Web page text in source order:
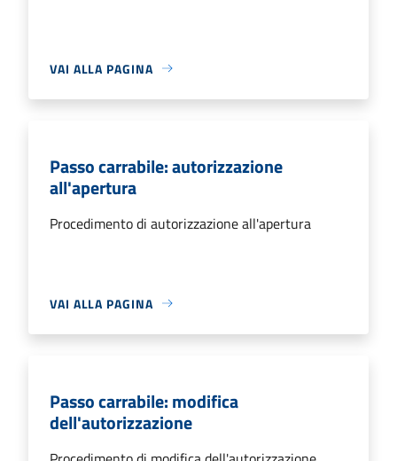
VAI ALLA PAGINA
Passo carrabile: autorizzazione
all'apertura
Procedimento di autorizzazione all'apertura
VAI ALLA PAGINA
Passo carrabile: modifica
dell'autorizzazione